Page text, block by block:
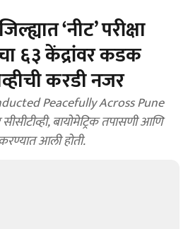
‘नीट’ परीक्षा
६३ केंद्रांवर कडक
करडी नजर
Peacefully Across Pune
बायोमेट्रिक तपासणी आणि
आली होती.